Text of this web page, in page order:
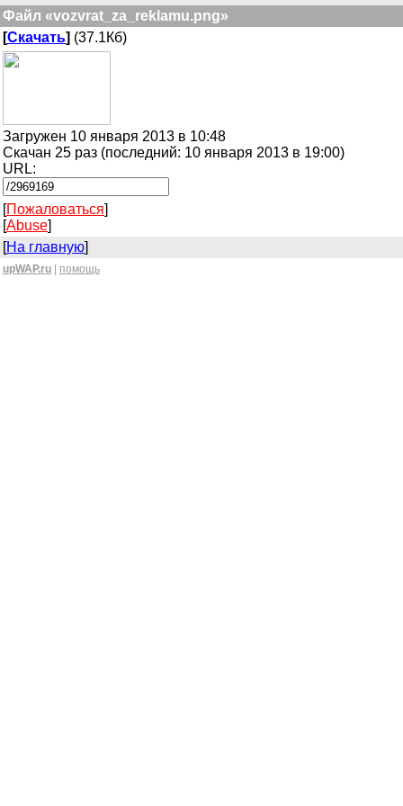
Файл «vozvrat_za_reklamu.png»
[Скачать] (37.1Кб)
Загружен 10 января 2013 в 10:48
Скачан 25 раз (последний: 10 января 2013 в 19:00)
URL:
[Пожаловаться]
[Abuse]
[На главную]
upWAP.ru помощь